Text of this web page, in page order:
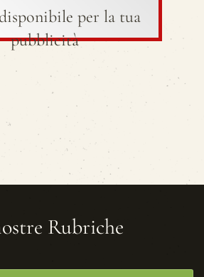
per la tua
pubblicità
Rubriche